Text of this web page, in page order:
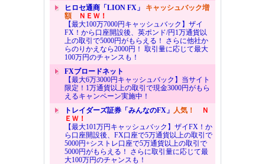
ヒロセ通商「LION FX」 キャッシュバック増
額ＮＥＷ！
【最大100万7000円キャッシュバック】ザイ
FX！から口座開設後、英ポンド/円1万通貨以
上の取引で5000円がもらえる！ さらに他社か
らのりかえなら2000円！ 取引量に応じて最大
100万円のチャンスも！
FXブロードネット
【最大6万3000円キャッシュバック】当サイト
限定！1万通貨以上の取引で現金3000円がもら
えるキャンペーン実施中！
トレイダーズ証券「みんなのFX」 人気！
Ｎ
ＥＷ！
【最大101万円キャッシュバック】ザイFX！か
ら口座開設後、FX口座で5万通貨以上の取引で
5000円+シストレ口座で5万通貨以上の取引で
5000円がもらえる！ さらに取引量に応じて最
大100万円のチャンスも！